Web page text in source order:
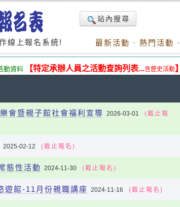
線上報名系統!
站內搜尋
最新活動 · 熱門活動 ·
動資料 【特定承辦人員之活動查詢列表...含歷史活動】
會暨親子館社會福利宣導 2026-03-01
(截止報
2025-02-12 (截止報名)
態性活動 2024-11-30 (截止報名)
遊館-11月份親職講座 2024-11-16 (截止報名)